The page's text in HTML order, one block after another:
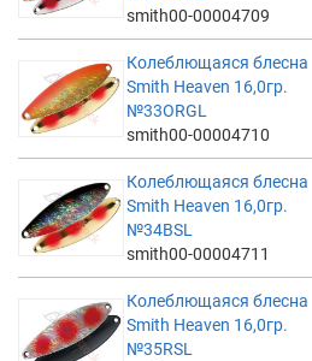
smith00-00004709
Колеблющаяся блесна
Smith Heaven 16,0гр.
№33ORGL
smith00-00004710
Колеблющаяся блесна
Smith Heaven 16,0гр.
№34BSL
smith00-00004711
Колеблющаяся блесна
Smith Heaven 16,0гр.
№35RSL